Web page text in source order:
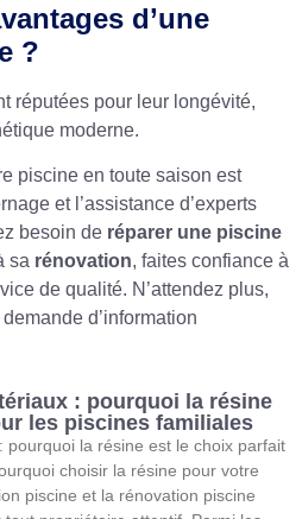
d’une
?
réputées pour leur longévité,
moderne.
piscine en toute saison est
et l’assistance d’experts
besoin de réparer une piscine
sa rénovation, faites confiance à
de qualité. N’attendez plus,
d’information
: pourquoi la résine
les piscines familiales
la résine est le choix parfait
choisir la résine pour votre
piscine et la rénovation piscine